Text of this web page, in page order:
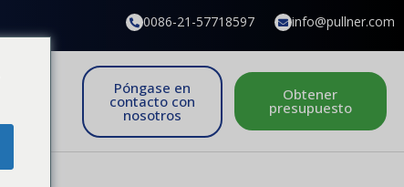
0086-21-57718597 info@pullner.com
Póngase en
contacto con
nosotros
Obtener
presupuesto